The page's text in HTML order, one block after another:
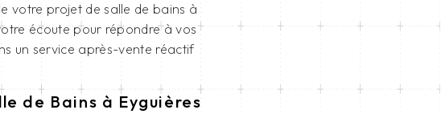
votre projet de salle de bains à
écoute pour répondre à vos
un service après-vente réactif
de Bains à Eyguières